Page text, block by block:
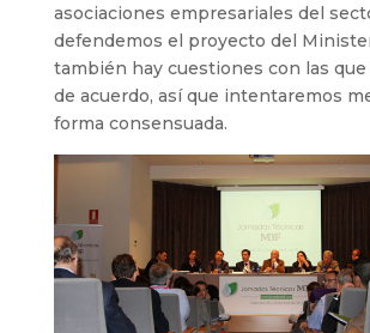
asociaciones empresariales del
defendemos el proyecto del
también hay cuestiones con las
de acuerdo, así que intentaremos
forma consensuada.